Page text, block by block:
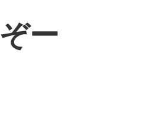
ぞー